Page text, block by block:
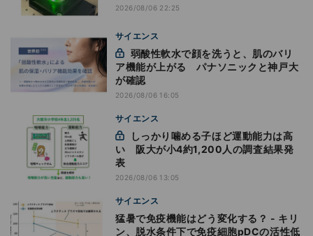
2026/08/06 22:25
サイエンス
ア機能が上がる パナソニックと神戸大
が確認
2026/08/06 16:05
サイエンス
い 阪大が小4約1,200人の調査結果発
表
2026/08/06 13:05
サイエンス
猛暑で免疫機能はどう変化する？ - キリ
ン、脱水条件下で免疫細胞pDCの活性低